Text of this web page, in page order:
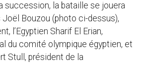
succession, la bataille se jouera
Bouzou (photo ci-dessus),
l’Egyptien Sharif El Erian,
du comité olympique égyptien, et
Stull, président de la